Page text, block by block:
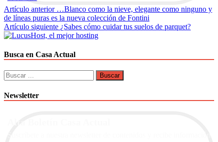
Navegación
de
entradas
Artículo anterior …Blanco como la nieve, elegante como ninguno y
de líneas puras es la nueva colección de Fontini
Artículo siguiente ¿Sabes cómo cuidar tus suelos de parquet?
Busca en Casa Actual
Buscar:
Newsletter